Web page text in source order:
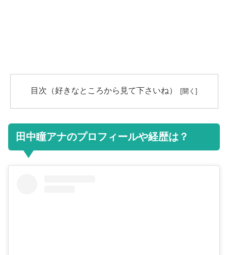
目次（好きなところから見て下さいね）
田中瞳アナのプロフィールや経歴は？